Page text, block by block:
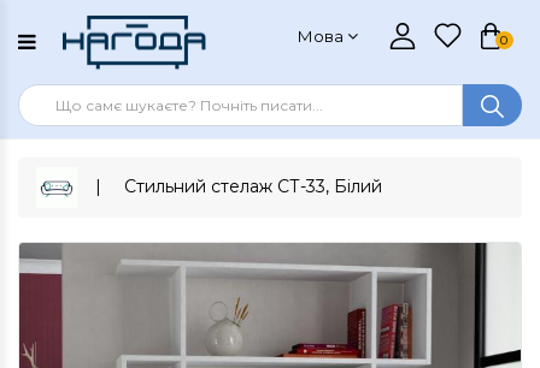
Мова 0
Стильний стелаж СТ-33, Білий